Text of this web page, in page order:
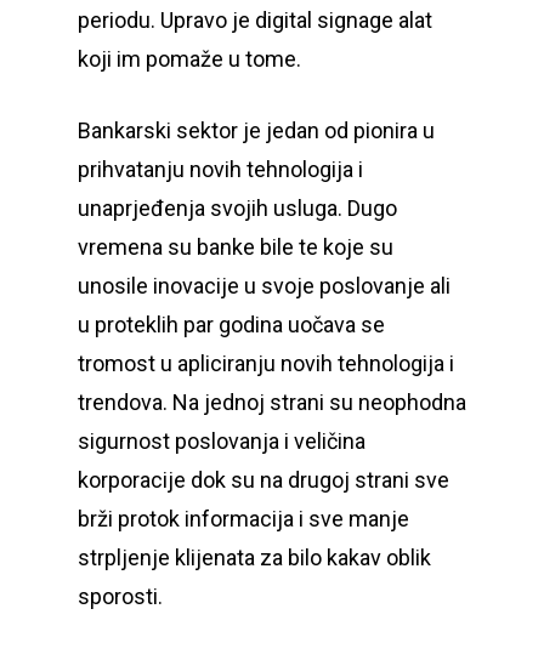
periodu. Upravo je digital signage alat
koji im pomaže u tome.
Bankarski sektor je jedan od pionira u
prihvatanju novih tehnologija i
unaprjeđenja svojih usluga. Dugo
vremena su banke bile te koje su
unosile inovacije u svoje poslovanje ali
u proteklih par godina uočava se
tromost u apliciranju novih tehnologija i
trendova. Na jednoj strani su neophodna
sigurnost poslovanja i veličina
korporacije dok su na drugoj strani sve
brži protok informacija i sve manje
strpljenje klijenata za bilo kakav oblik
sporosti.